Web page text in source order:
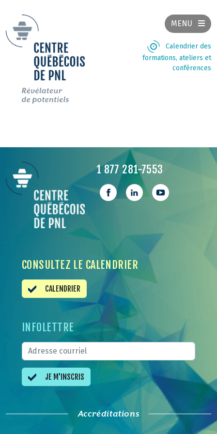
MENU
Calendrier des
formations, ateliers et
conférences
1 877 281-7553
CONSULTEZ LE CALENDRIER
CALENDRIER
INFOLETTRE
JE M'INSCRIS
Accréditations